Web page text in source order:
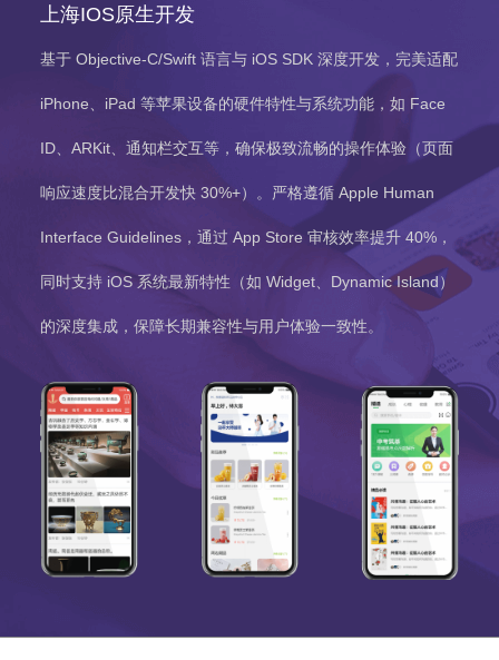
上海IOS原生开发
基于 Objective-C/Swift 语言与 iOS SDK 深度开发，完美适配
iPhone、iPad 等苹果设备的硬件特性与系统功能，如 Face
ID、ARKit、通知栏交互等，确保极致流畅的操作体验（页面
响应速度比混合开发快 30%+）。严格遵循 Apple Human
Interface Guidelines，通过 App Store 审核效率提升 40%，
同时支持 iOS 系统最新特性（如 Widget、Dynamic Island）
的深度集成，保障长期兼容性与用户体验一致性。